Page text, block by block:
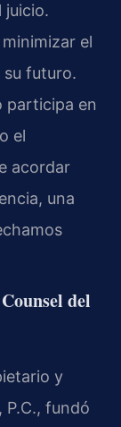
juicio.
el
su futuro.
participa en
el
acordar
una
del
y
P.C., fundó